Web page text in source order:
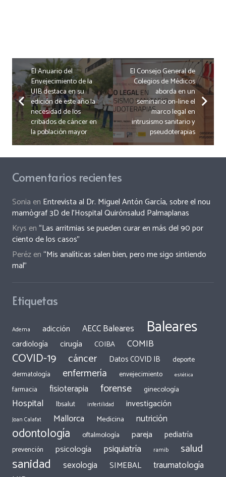
El Anuario del
Envejecimiento de la
UIB destaca en su
edición de este año la
necesidad de los
cribados de cáncer en
la población mayor
El Consejo General de
Colegios de Médicos
aborda en un
seminario on-line el
marco legal en
intrusismo sanitario y
pseudoterapias
Comentarios recientes
Sonia en Entrevista al Dr. Miguel Antón García, sobre el nou
mamògraf 3D de l’Hospital Quirónsalud Palmaplanas
Krys en“Las arritmias se pueden curar en más del 90 por
ciento de los casos”
Perézen“Mis analíticas salen bien, pero me sigo sintiendo
mal”
Etiquetas
Adema adicción AECC Baleares Baleares
cardiología cirugía COIBA COMIB
COVID-19 cáncer Datos COVID IB
deporte
dermatología
enfermería envejecimiento estética
farmacia fisioterapia forense ginecología
Hospital Ibsalut infertilidad investigación
Joan Calafat Mallorca Medicina nutrición
odontología oftalmología pareja pediatría
prevención psicología psiquiatría ramib salud
sanidad sexologia SIMEBAL traumatología